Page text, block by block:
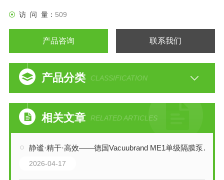
访 问 量： 509
产品咨询 联系我们
产品分类 CLASSIFICATION
相关文章 RELATED ARTICLES
静谧·精干·高效——德国Vacuubrand ME1单级隔膜泵深度解析
2026-04-17